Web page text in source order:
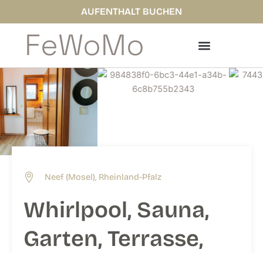
springen
AUFENTHALT BUCHEN
FeWoMo
Neef (Mosel), Rheinland-Pfalz
Whirlpool, Sauna,
Garten, Terrasse,